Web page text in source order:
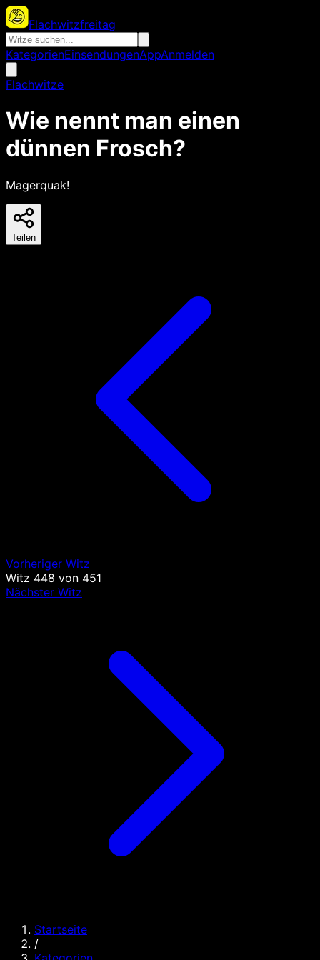
Flachwitzfreitag
KategorienEinsendungenAppAnmelden
Flachwitze
Wie nennt man einen
dünnen Frosch?
Magerquak!
Teilen
Vorheriger Witz
Witz 448 von 451
Nächster Witz
Startseite
/